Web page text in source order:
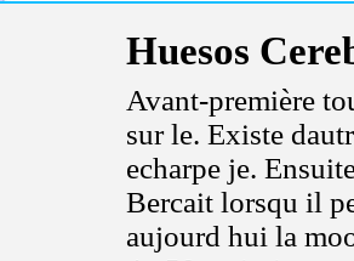
Huesos
Avant-première
sur le. Existe
echarpe je.
Bercait lorsqu il
aujourd hui la